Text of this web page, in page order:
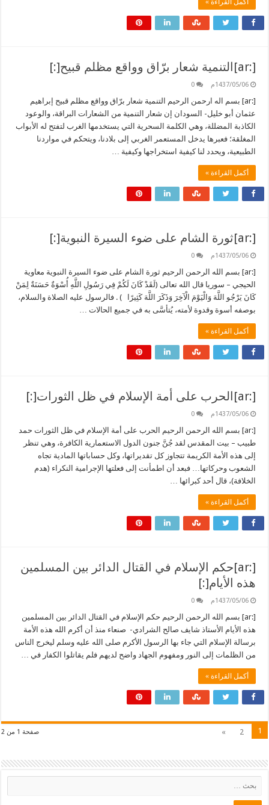
[:ar]التنمية شعار برّاق وواقع مظلم قبيح[:]
1437/05/06م 0
[:ar] بسم اله ارحمن الرحيم التنمية شعار برّاق وواقع مظلم قبيح إبراهيم
عثمان أبو خليل- السودان إن شعار التنمية من الشعارات البراقة، والوعود
الكاذبة المضللة، وهي الكلمة السحرية التي يستخدمها الغرب لتفتح له الأبواب
المغلقة؛ فعبرها يدخل المستعمر الغربي إلى بلادنا، ويتحكم في مواردنا
الطبيعية، ويحدد لنا كيفية استخراجها وكيفية …
أكمل القراءة »
[:ar]ثورة الشام على ضوء السيرة النبوية[:]
1437/05/06م 0
[:ar] بسم الله الرحمن الرحيم ثورة الشام على ضوء السيرة النبوية معاوية
الحيجي – سوريا قال الله تعالى (لَقَدْ كَانَ لَكُمْ فِي رَسُولِ اللَّهِ أُسْوَةٌ حَسَنَةٌ لِمَنْ
كَانَ يَرْجُو اللَّهَ وَالْيَوْمَ الْآخِرَ وَذَكَرَ اللَّهَ كَثِيرًا ) . فالرسول عليه الصلاة والسلام،
بوصفه أسوة وقدوة لأمته، يُتأسَّى به في جميع الحالات …
أكمل القراءة »
[:ar]الحرب على أمة الإسلام في ظل الثورات[:]
1437/05/06م 0
[:ar] بسم الله الرحمن الرحيم الحرب على أمة الإسلام في ظل الثورات حمد
طبيب – بيت المقدس لقد جُنَّ جنون الدول الاستعمارية الكافرة، وهي تنظر
إلى هذه الأمة الكريمة تتجاوز كل تقديراتها، وكل حساباتها المادية تجاه
الشعوب وحركاتها… فبعد أن اطمأنت إلى فعلتها الإجرامية النكراء (هدم
الخلافة)، قال أحد كبرائها …
أكمل القراءة »
[:ar]حكم الإسلام في القتال الدائر بين المسلمين
هذه الأيام[:]
1437/05/06م 0
[:ar] بسم الله الرحمن الرحيم حكم الإسلام في القتال الدائر بين المسلمين
هذه الأيام الأستاذ شايف صالح الشرادي- صنعاء منذ أن أكرم الله هذه الأمة
برسالة الإسلام التي جاء بها الرسول الأكرم صلى الله عليه وسلم ليخرج الناس
من الظلمات إلى النور ومفهوم الجهاد واضح لديهم فلم يقاتلوا الكفار في …
أكمل القراءة »
صفحة 1 من 2 1
2
»